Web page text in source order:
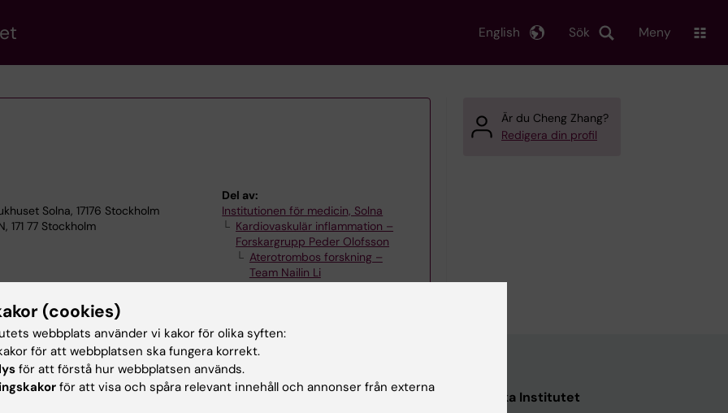
Sök
English Meny
Solna, 17176 Stockholm
171 77 Stockholm
Del av:
Institutionen för medicin, Solna
Kardiovaskulär inflammation –
Forskargrupp Peder Olofsson
Aterotrombos forskning –
Team Nailin Li
Är du Cheng Zhang?
Redigera din profil
Kontakta och besök KI
Karolinska Institutet
(cookies)
webbplats använder vi kakor för olika syften:
för att webbplatsen ska fungera korrekt.
för att förstå hur webbplatsen används.
för att visa och spåra relevant innehåll och annonser från externa